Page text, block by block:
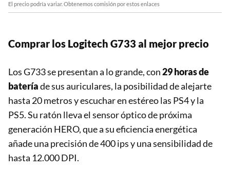
El precio podría variar. Obtenemos comisión por estos enlaces
Comprar los Logitech G733 al mejor precio
Los G733 se presentan a lo grande, con29 horas de
bateríade sus auriculares, la posibilidad de alejarte
hasta 20 metros y escuchar en estéreo las PS4 y la
PS5. Su ratón lleva el sensor óptico de próxima
generación HERO, que a su eficiencia energética
añade una precisión de 400 ips y una sensibilidad de
hasta 12.000 DPI.